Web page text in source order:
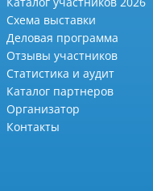
Схема выставки
Деловая программа
Отзывы участников
Статистика и аудит
Каталог партнеров
Организатор
Контакты